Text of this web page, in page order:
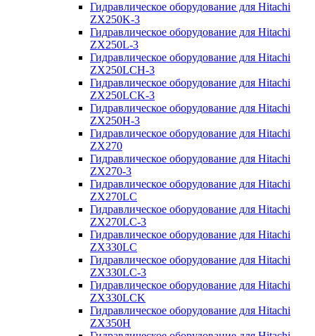
Гидравлическое оборудование для Hitachi
ZX250K-3
Гидравлическое оборудование для Hitachi
ZX250L-3
Гидравлическое оборудование для Hitachi
ZX250LCH-3
Гидравлическое оборудование для Hitachi
ZX250LCK-3
Гидравлическое оборудование для Hitachi
ZX250Н-3
Гидравлическое оборудование для Hitachi
ZX270
Гидравлическое оборудование для Hitachi
ZX270-3
Гидравлическое оборудование для Hitachi
ZX270LC
Гидравлическое оборудование для Hitachi
ZX270LC-3
Гидравлическое оборудование для Hitachi
ZX330LC
Гидравлическое оборудование для Hitachi
ZX330LC-3
Гидравлическое оборудование для Hitachi
ZX330LCK
Гидравлическое оборудование для Hitachi
ZX350H